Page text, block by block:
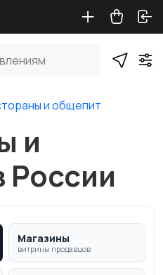
и общепит
и
России
Магазины
витрины продавцов